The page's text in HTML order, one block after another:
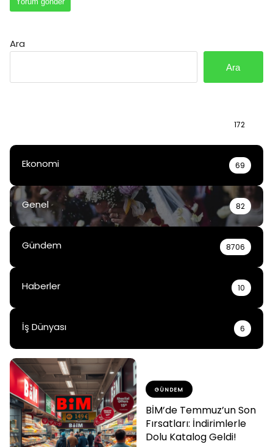
Ara
Ara
172
Ekonomi 69
Genel 82
Gündem 8706
Haberler 10
İş Dünyası 6
GÜNDEM
BİM’de Temmuz’un Son
Fırsatları: İndirimlerle
Dolu Katalog Geldi!